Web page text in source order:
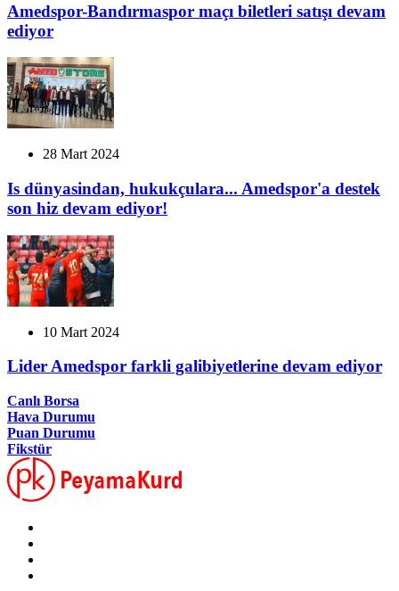
Amedspor-Bandırmaspor maçı biletleri satışı devam
ediyor
28 Mart 2024
Is dünyasindan, hukukçulara... Amedspor'a destek
son hiz devam ediyor!
10 Mart 2024
Lider Amedspor farkli galibiyetlerine devam ediyor
Canlı Borsa
Hava Durumu
Puan Durumu
Fikstür